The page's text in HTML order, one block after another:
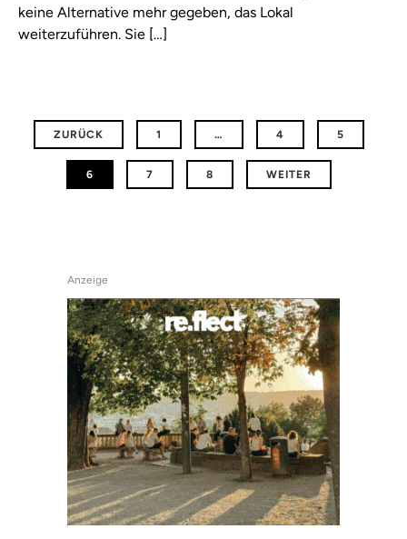
keine Alternative mehr gegeben, das Lokal
weiterzuführen. Sie […]
ZURÜCK 1 … 4 5
6 7 8 WEITER
Anzeige